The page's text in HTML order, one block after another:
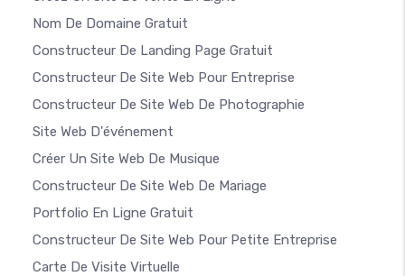
Nom De Domaine Gratuit
Constructeur De Landing Page Gratuit
Constructeur De Site Web Pour Entreprise
Constructeur De Site Web De Photographie
Site Web D'événement
Créer Un Site Web De Musique
Constructeur De Site Web De Mariage
Portfolio En Ligne Gratuit
Constructeur De Site Web Pour Petite Entreprise
Carte De Visite Virtuelle